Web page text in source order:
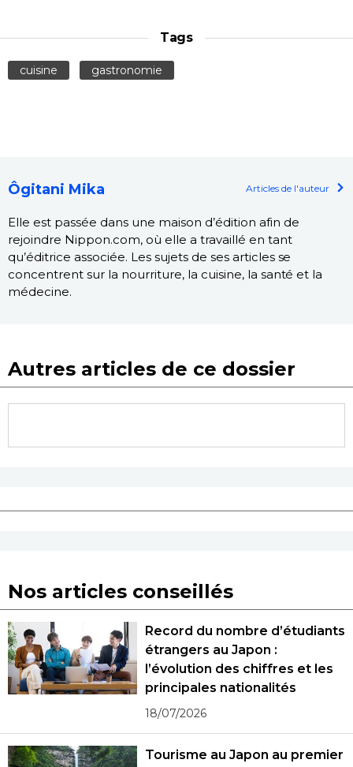
Tags
cuisine gastronomie
Ôgitani Mika Articles de l'auteur
Elle est passée dans une maison d’édition afin de
rejoindre Nippon.com, où elle a travaillé en tant
qu’éditrice associée. Les sujets de ses articles se
concentrent sur la nourriture, la cuisine, la santé et la
médecine.
Autres articles de ce dossier
Nos articles conseillés
Record du nombre d’étudiants
étrangers au Japon :
l’évolution des chiffres et les
principales nationalités
18/07/2026
Tourisme au Japon au premier